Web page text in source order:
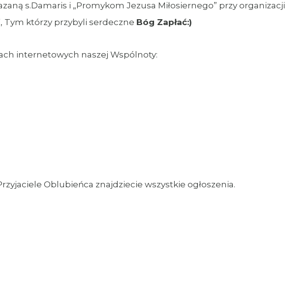
s.Damaris i „Promykom Jezusa Miłosiernego” przy organizacji
Tym którzy przybyli serdeczne Bóg Zapłać:)
internetowych naszej Wspólnoty:
Oblubieńca znajdziecie wszystkie ogłoszenia.